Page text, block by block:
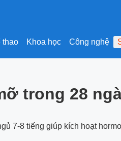
thao Khoa học Công nghệ
trong 28
7-8 tiếng giúp kích hoạt